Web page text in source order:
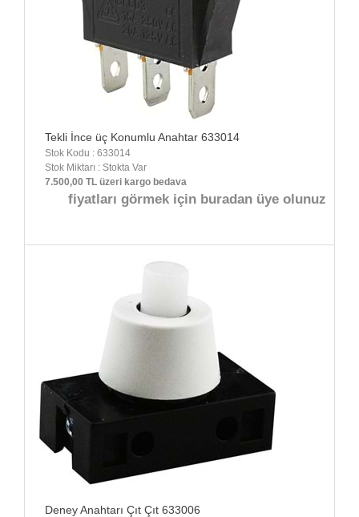
Tekli İnce üç Konumlu Anahtar 633014
Stok Kodu : 633014
Stok Miktarı : Stokta Var
7.500,00 TL üzeri kargo bedava
fiyatları görmek için buradan üye olunuz
Deney Anahtarı Çıt Çıt 633006